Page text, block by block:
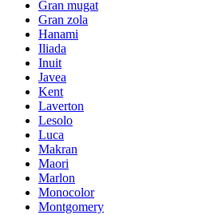
Gran mugat
Gran zola
Hanami
Iliada
Inuit
Javea
Kent
Laverton
Lesolo
Luca
Makran
Maori
Marlon
Monocolor
Montgomery